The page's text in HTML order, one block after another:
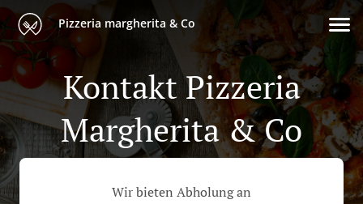
Pizzeria margherita & Co
Kontakt Pizzeria
Margherita & Co
Wir bieten Abholung an